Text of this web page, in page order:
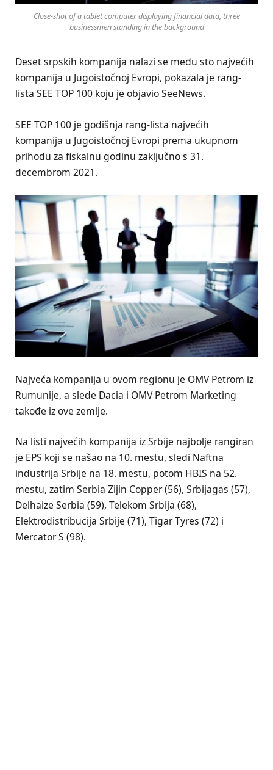
Close-shot of a tablet computer displaying financial data, three
businessmen standing in the background
Deset srpskih kompanija nalazi se među sto najvećih
kompanija u Jugoistočnoj Evropi, pokazala je rang-
lista SEE TOP 100 koju je objavio SeeNews.
SEE TOP 100 je godišnja rang-lista najvećih
kompanija u Jugoistočnoj Evropi prema ukupnom
prihodu za fiskalnu godinu zaključno s 31.
decembrom 2021.
Najveća kompanija u ovom regionu je OMV Petrom iz
Rumunije, a slede Dacia i OMV Petrom Marketing
takođe iz ove zemlje.
Na listi najvećih kompanija iz Srbije najbolje rangiran
je EPS koji se našao na 10. mestu, sledi Naftna
industrija Srbije na 18. mestu, potom HBIS na 52.
mestu, zatim Serbia Zijin Copper (56), Srbijagas (57),
Delhaize Serbia (59), Telekom Srbija (68),
Elektrodistribucija Srbije (71), Tigar Tyres (72) i
Mercator S (98).